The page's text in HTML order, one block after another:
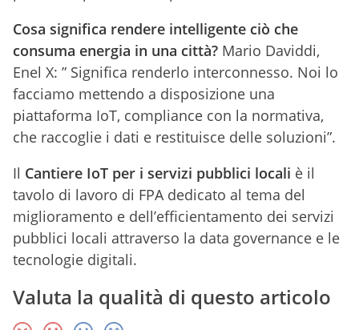
Cosa significa rendere intelligente ciò che
consuma energia in una città? Mario Daviddi,
Enel X: ” Significa renderlo interconnesso. Noi lo
facciamo mettendo a disposizione una
piattaforma IoT, compliance con la normativa,
che raccoglie i dati e restituisce delle soluzioni”.
Il Cantiere IoT per i servizi pubblici locali è il
tavolo di lavoro di FPA dedicato al tema del
miglioramento e dell’efficientamento dei servizi
pubblici locali attraverso la data governance e le
tecnologie digitali.
Valuta la qualità di questo articolo